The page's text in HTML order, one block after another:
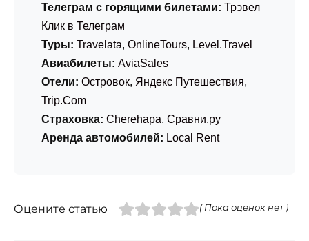
Телеграм с горящими билетами: Трэвел
Клик в Телеграм
Туры: Travelata, OnlineTours, Level.Travel
Авиабилеты: AviaSales
Отели: Островок, Яндекс Путешествия,
Trip.Com
Страховка: Cherehapa, Сравни.ру
Аренда автомобилей: Local Rent
Оцените статью ( Пока оценок нет )